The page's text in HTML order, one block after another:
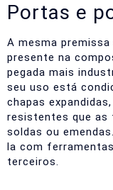
Portas e
A mesma
presente na
pegada mais
seu uso está
chapas
resistentes que as
soldas ou
la com
terceiros.